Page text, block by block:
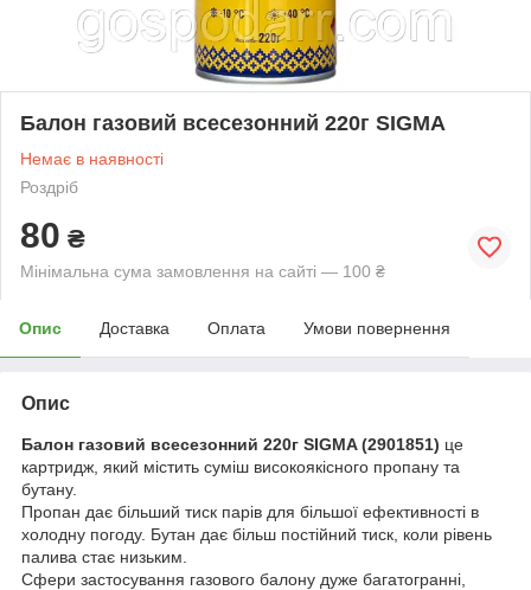
Балон газовий всесезонний 220г SIGMA
Немає в наявності
Роздріб
80 ₴
Мінімальна сума замовлення на сайті — 100 ₴
Опис Доставка Оплата Умови повернення
Опис
Балон газовий всесезонний 220г SIGMA (2901851) це
картридж, який містить суміш високоякісного пропану та
бутану.
Пропан дає більший тиск парів для більшої ефективності в
холодну погоду. Бутан дає більш постійний тиск, коли рівень
палива стає низьким.
Сфери застосування газового балону дуже багатогранні,